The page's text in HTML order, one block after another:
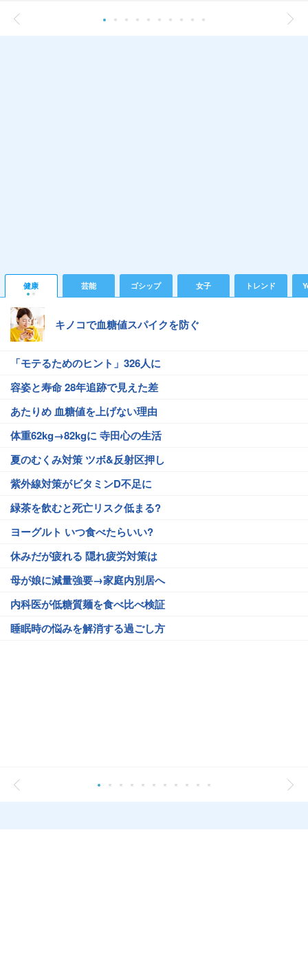
健康 芸能 ゴシップ 女子 トレンド
キノコで血糖値スパイクを防ぐ
「モテるためのヒント」326人に
容姿と寿命 28年追跡で見えた差
あたりめ 血糖値を上げない理由
体重62kg→82kgに 寺田心の生活
夏のむくみ対策 ツボ&反射区押し
紫外線対策がビタミンD不足に
緑茶を飲むと死亡リスク低まる?
ヨーグルト いつ食べたらいい?
休みだが疲れる 隠れ疲労対策は
母が娘に減量強要→家庭内別居へ
内科医が低糖質麺を食べ比べ検証
睡眠時の悩みを解消する過ごし方